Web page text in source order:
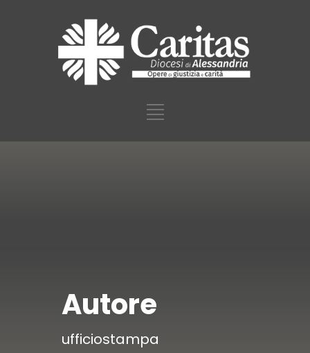
Autore
ufficiostampa